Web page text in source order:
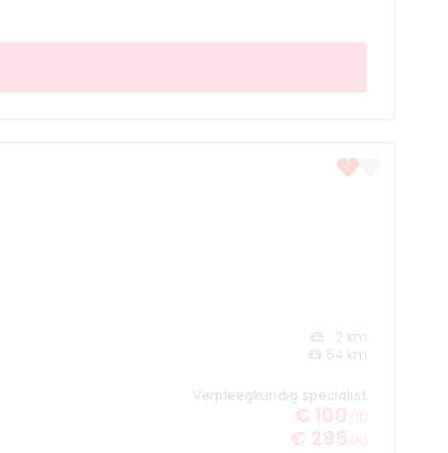
2 km
54 km
Verpleegkundig specialist
€ 100 ,00
€ 295 ,00